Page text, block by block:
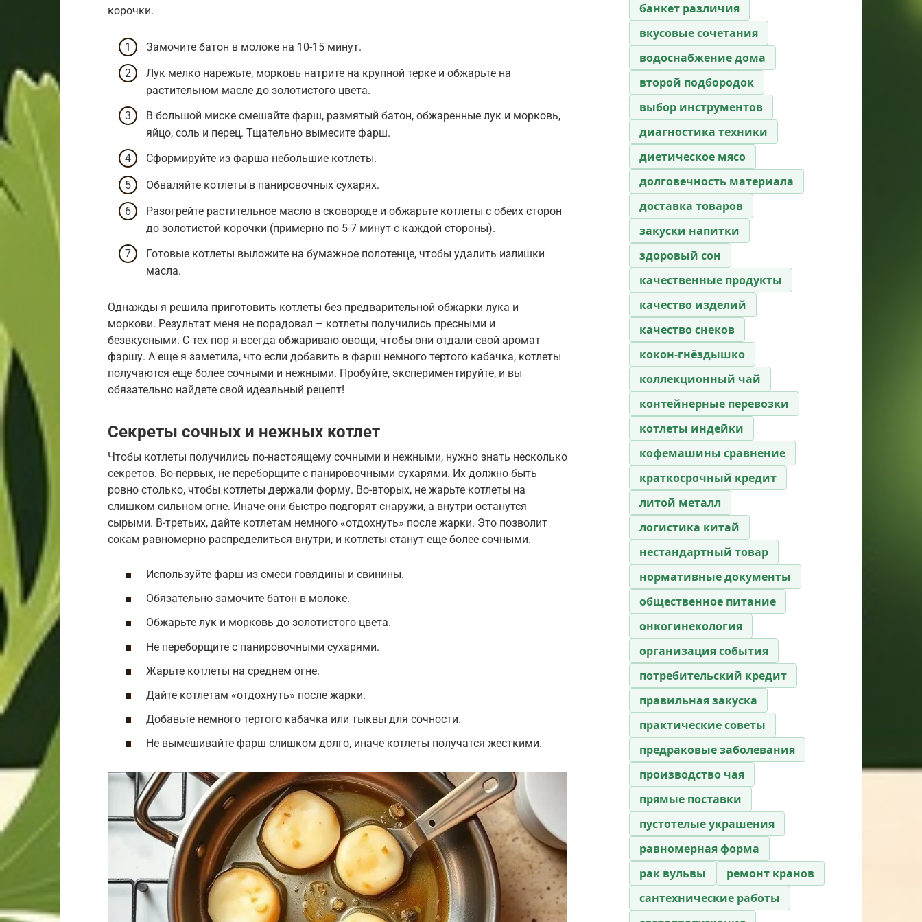
корочки.
Замочите батон в молоке на 10-15 минут.
Лук мелко нарежьте, морковь натрите на крупной терке и обжарьте на
растительном масле до золотистого цвета.
В большой миске смешайте фарш, размятый батон, обжаренные лук и морковь,
яйцо, соль и перец. Тщательно вымесите фарш.
Сформируйте из фарша небольшие котлеты.
Обваляйте котлеты в панировочных сухарях.
Разогрейте растительное масло в сковороде и обжарьте котлеты с обеих сторон
до золотистой корочки (примерно по 5-7 минут с каждой стороны).
Готовые котлеты выложите на бумажное полотенце, чтобы удалить излишки
масла.
Однажды я решила приготовить котлеты без предварительной обжарки лука и
моркови. Результат меня не порадовал – котлеты получились пресными и
безвкусными. С тех пор я всегда обжариваю овощи, чтобы они отдали свой аромат
фаршу. А еще я заметила, что если добавить в фарш немного тертого кабачка, котлеты
получаются еще более сочными и нежными. Пробуйте, экспериментируйте, и вы
обязательно найдете свой идеальный рецепт!
Секреты сочных и нежных котлет
Чтобы котлеты получились по-настоящему сочными и нежными, нужно знать несколько
секретов. Во-первых, не переборщите с панировочными сухарями. Их должно быть
ровно столько, чтобы котлеты держали форму. Во-вторых, не жарьте котлеты на
слишком сильном огне. Иначе они быстро подгорят снаружи, а внутри останутся
сырыми. В-третьих, дайте котлетам немного «отдохнуть» после жарки. Это позволит
сокам равномерно распределиться внутри, и котлеты станут еще более сочными.
Используйте фарш из смеси говядины и свинины.
Обязательно замочите батон в молоке.
Обжарьте лук и морковь до золотистого цвета.
Не переборщите с панировочными сухарями.
Жарьте котлеты на среднем огне.
Дайте котлетам «отдохнуть» после жарки.
Добавьте немного тертого кабачка или тыквы для сочности.
Не вымешивайте фарш слишком долго, иначе котлеты получатся жесткими.
банкет различия
вкусовые сочетания
водоснабжение дома
второй подбородок
выбор инструментов
диагностика техники
диетическое мясо
долговечность материала
доставка товаров
закуски напитки
здоровый сон
качественные продукты
качество изделий
качество снеков
кокон-гнёздышко
коллекционный чай
контейнерные перевозки
котлеты индейки
кофемашины сравнение
краткосрочный кредит
литой металл
логистика китай
нестандартный товар
нормативные документы
общественное питание
онкогинекология
организация события
потребительский кредит
правильная закуска
практические советы
предраковые заболевания
производство чая
прямые поставки
пустотелые украшения
равномерная форма
рак вульвы
ремонт кранов
сантехнические работы